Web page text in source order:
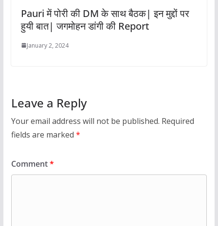
Pauri में पोरी की DM के साथ बैठक| इन मुद्दों पर
हुयी बात| जगमोहन डांगी की Report
January 2, 2024
Leave a Reply
Your email address will not be published. Required
fields are marked *
Comment*